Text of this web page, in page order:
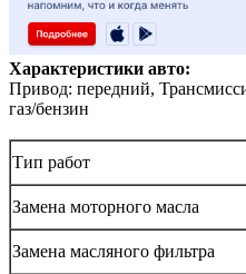
Характеристики авто:
Привод: передний,
газ/бензин
Тип работ
Замена моторного масла
Замена масляного фильтра